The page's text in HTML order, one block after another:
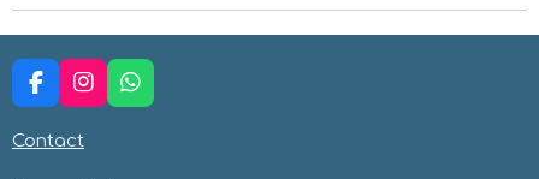
F
a
c
I
n
s
W
h
Contact